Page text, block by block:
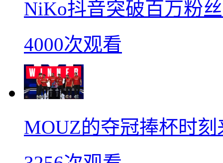
NiKo抖音突破百万粉
4000次观看
MOUZ的夺冠捧杯时刻